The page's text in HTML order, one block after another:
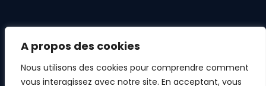
A propos des cookies
Nous utilisons des cookies pour comprendre comment
vous interagissez avec notre site. En acceptant, vous